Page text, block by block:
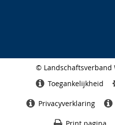
© Landschaftsverband
Toegankelijkheid
Privacyverklaring
Print pagina